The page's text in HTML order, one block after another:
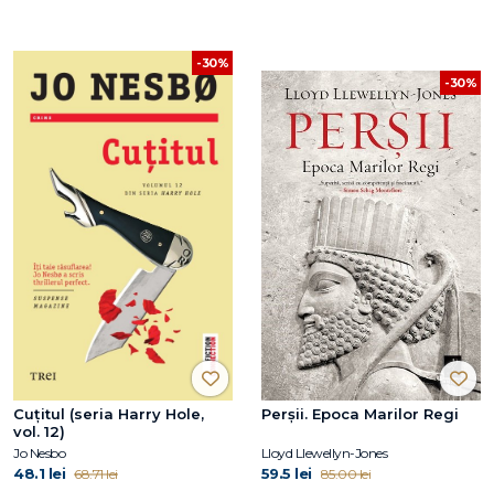
-30%
Cuțitul (seria Harry Hole,
vol. 12)
Jo Nesbo
48.1 lei 68.71 lei
-30%
Perșii. Epoca Marilor Regi
Lloyd Llewellyn-Jones
59.5 lei 85.00 lei